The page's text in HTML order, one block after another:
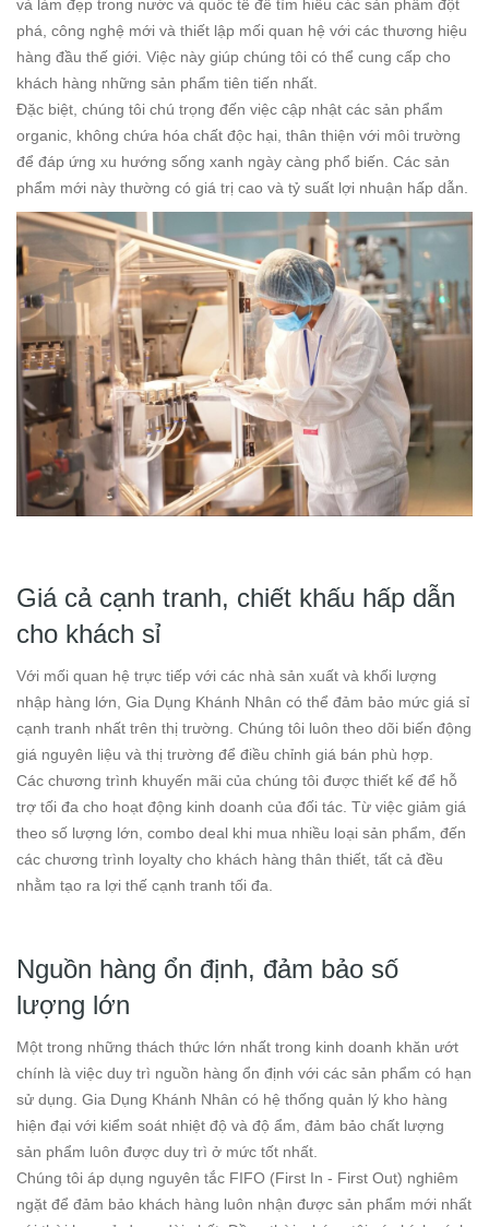
và làm đẹp trong nước và quốc tế để tìm hiểu các sản phẩm đột
phá, công nghệ mới và thiết lập mối quan hệ với các thương hiệu
hàng đầu thế giới. Việc này giúp chúng tôi có thể cung cấp cho
khách hàng những sản phẩm tiên tiến nhất.
Đặc biệt, chúng tôi chú trọng đến việc cập nhật các sản phẩm
organic, không chứa hóa chất độc hại, thân thiện với môi trường
để đáp ứng xu hướng sống xanh ngày càng phổ biến. Các sản
phẩm mới này thường có giá trị cao và tỷ suất lợi nhuận hấp dẫn.
Giá cả cạnh tranh, chiết khấu hấp dẫn
cho khách sỉ
Với mối quan hệ trực tiếp với các nhà sản xuất và khối lượng
nhập hàng lớn, Gia Dụng Khánh Nhân có thể đảm bảo mức giá sỉ
cạnh tranh nhất trên thị trường. Chúng tôi luôn theo dõi biến động
giá nguyên liệu và thị trường để điều chỉnh giá bán phù hợp.
Các chương trình khuyến mãi của chúng tôi được thiết kế để hỗ
trợ tối đa cho hoạt động kinh doanh của đối tác. Từ việc giảm giá
theo số lượng lớn, combo deal khi mua nhiều loại sản phẩm, đến
các chương trình loyalty cho khách hàng thân thiết, tất cả đều
nhằm tạo ra lợi thế cạnh tranh tối đa.
Nguồn hàng ổn định, đảm bảo số
lượng lớn
Một trong những thách thức lớn nhất trong kinh doanh khăn ướt
chính là việc duy trì nguồn hàng ổn định với các sản phẩm có hạn
sử dụng. Gia Dụng Khánh Nhân có hệ thống quản lý kho hàng
hiện đại với kiểm soát nhiệt độ và độ ẩm, đảm bảo chất lượng
sản phẩm luôn được duy trì ở mức tốt nhất.
Chúng tôi áp dụng nguyên tắc FIFO (First In - First Out) nghiêm
ngặt để đảm bảo khách hàng luôn nhận được sản phẩm mới nhất